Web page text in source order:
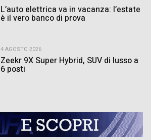
L’auto elettrica va in vacanza: l’estate
è il vero banco di prova
4 AGOSTO 2026
Zeekr 9X Super Hybrid, SUV di lusso a
6 posti